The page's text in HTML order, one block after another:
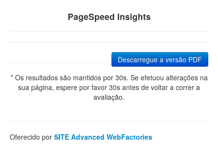
PageSpeed Insights
Descarregue a versão PDF
* Os resultados são mantidos por 30s. Se efetuou alterações na
sua página, espere por favor 30s antes de voltar a correr a
avaliação.
Oferecido por SITE Advanced WebFactories